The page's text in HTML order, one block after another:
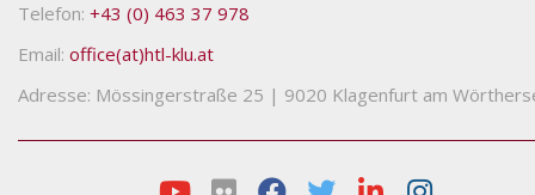
Telefon: +43 (0) 463 37 978
Email: office(at)htl-klu.at
Adresse: Mössingerstraße 25 | 9020 Klagenfurt am